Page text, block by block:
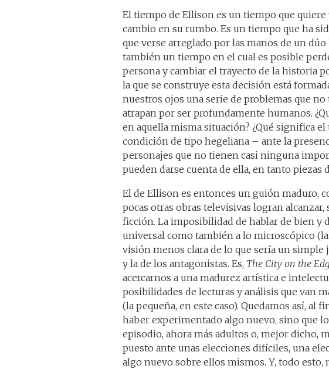
El tiempo de Ellison es un tiempo que quiere
cambio en su rumbo. Es un tiempo que ha
que verse arreglado por las manos de un
también un tiempo en el cual es posible
persona y cambiar el trayecto de la historia
la que se construye esta decisión está
nuestros ojos una serie de problemas que
atrapan por ser profundamente humanos.
en aquella misma situación? ¿Qué significa
condición de tipo hegeliana – ante la
personajes que no tienen casi ninguna
pueden darse cuenta de ella, en tanto piezas
El de Ellison es entonces un guión maduro,
pocas otras obras televisivas logran
ficción. La imposibilidad de hablar de bien y
universal como también a lo microscópico
visión menos clara de lo que sería un simple
y la de los antagonistas. Es, The City on the
acercarnos a una madurez artística e
posibilidades de lecturas y análisis que van
(la pequeña, en este caso). Quedamos así, al
haber experimentado algo nuevo, sino que
episodio, ahora más adultos o, mejor dicho,
puesto ante unas elecciones difíciles, una
algo nuevo sobre ellos mismos. Y, todo